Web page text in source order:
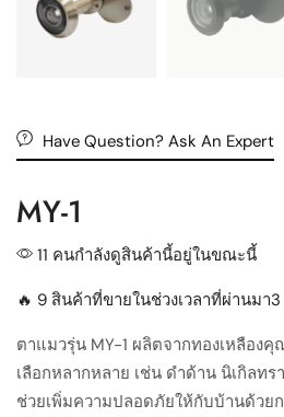
Have Question? Ask An Expert
MY-1
11 คนกำลังดูสินค้านี้อยู่ในขณะนี้
🔥 9 สินค้าที่ขายในช่วงเวลาที่ผ่านมา
ตาแมวรุ่น MY-1 ผลิตจากทองเหลือง
เลือกหลากหลาย เช่น ดำด้าน นิเกิลท
ช่วยเพิ่มความปลอดภัยให้กับบ้านด้วย